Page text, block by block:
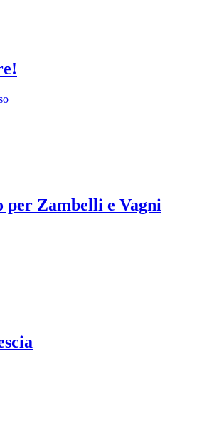
per Zambelli e Vagni